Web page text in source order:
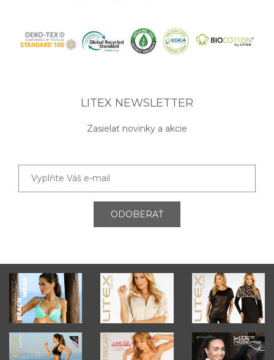
LITEX NEWSLETTER
Zasielať novinky a akcie
ODOBERAŤ